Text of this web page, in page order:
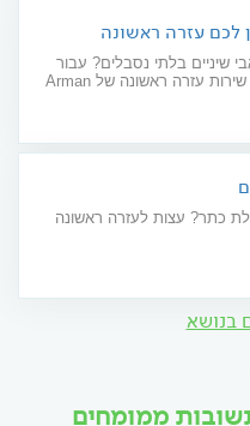
לכם עזרה ראשונה
בלתי נסבלים? עבור
מצבים כאלה ומצבי חירום נוספים קיים שירות עזרה ראשונה של Arman
מה לעשות עם כאבי שיניים בלילה? נפילת כתר? עצות לעזרה ראשונה
בנושא
ממומחים